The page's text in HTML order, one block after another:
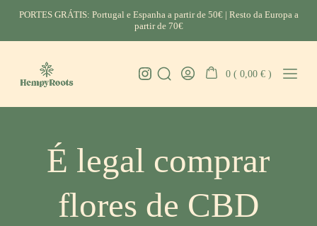
content
PORTES GRÁTIS: Portugal e Espanha a partir de 50€ | Resto da Europa a
partir de 70€
Portugal
Instagram
SearchGo
0 ( 0,00€ )
É legal comprar
flores de CBD